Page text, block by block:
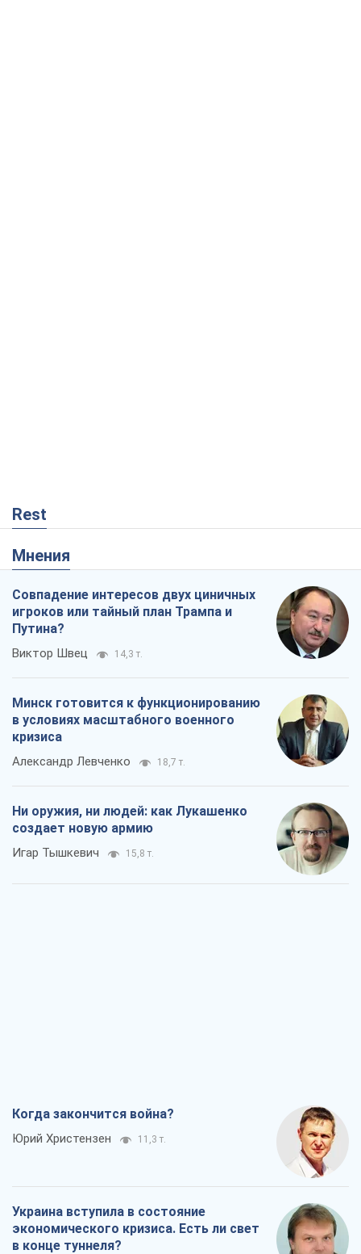
Rest
Мнения
Совпадение интересов двух циничных
игроков или тайный план Трампа и
Путина?
Виктор Швец 14,3 т.
Минск готовится к функционированию
в условиях масштабного военного
кризиса
Александр Левченко 18,7 т.
Ни оружия, ни людей: как Лукашенко
создает новую армию
Игар Тышкевич 15,8 т.
Когда закончится война?
Юрий Христензен 11,3 т.
Украина вступила в состояние
экономического кризиса. Есть ли свет
в конце туннеля?